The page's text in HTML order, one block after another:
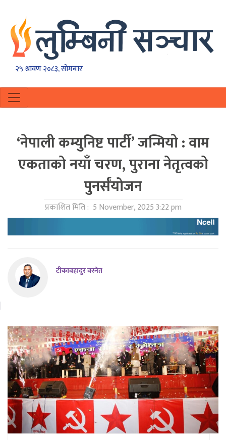
२५ श्रावण २०८३, सोमबार
‘नेपाली कम्युनिष्ट पार्टी’ जन्मियो : वाम
एकताको नयाँ चरण, पुराना नेतृत्वको
पुनर्संयोजन
प्रकाशित मिति : 5 November, 2025 3:22 pm
टीकाबहादुर बस्नेत